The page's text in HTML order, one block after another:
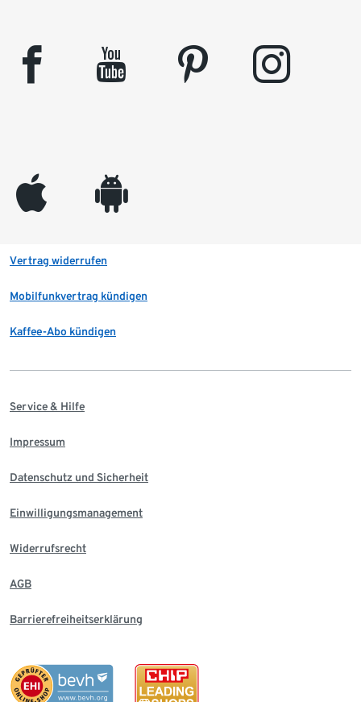
facebook youtube pinterest instagram
appleinc android
Vertrag widerrufen
Mobilfunkvertrag kündigen
Kaffee-Abo kündigen
Service & Hilfe
Impressum
Datenschutz und Sicherheit
Einwilligungsmanagement
Widerrufsrecht
AGB
Barrierefreiheitserklärung